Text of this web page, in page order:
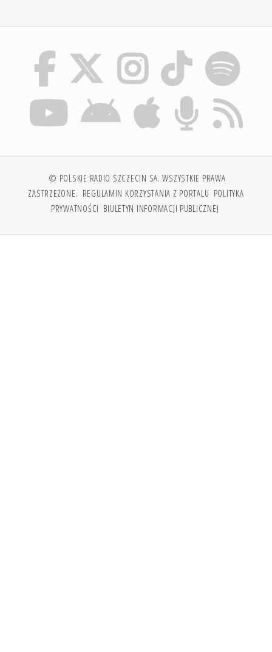
© POLSKIE RADIO SZCZECIN SA. WSZYSTKIE PRAWA
ZASTRZEŻONE. REGULAMIN KORZYSTANIA Z PORTALU POLITYKA
PRYWATNOŚCI BIULETYN INFORMACJI PUBLICZNEJ